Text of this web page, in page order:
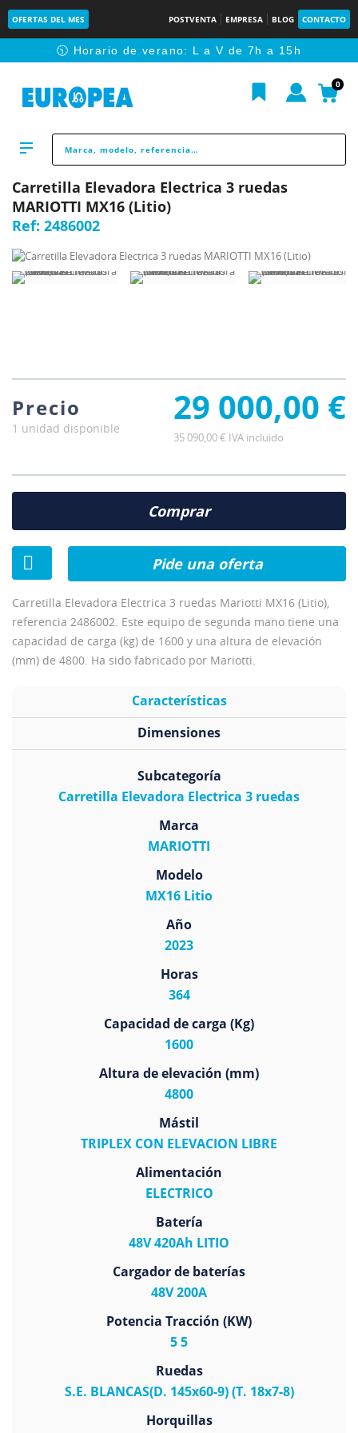
OFERTAS DEL MES POSTVENTA EMPRESA BLOG CONTACTO
🕥 Horario de verano: L a V de 7h a 15h
0
Carretilla Elevadora Electrica 3 ruedas
MARIOTTI MX16 (Litio)
Ref: 2486002
Carretilla Elevadora Electrica 3 ruedas Mariotti MX16 (Litio),
referencia 2486002. Este equipo de segunda mano tiene una
capacidad de carga (kg) de 1600 y una altura de elevación
(mm) de 4800. Ha sido fabricado por Mariotti.
Precio
1 unidad disponible 29 000,00 €
35 090,00 € IVA incluido
Comprar
Pide una oferta
Características
Subcategoría
Carretilla Elevadora Electrica 3 ruedas
Marca
MARIOTTI
Modelo
MX16 Litio
Año
2023
Horas
364
Capacidad de carga (Kg)
1600
Altura de elevación (mm)
4800
Mástil
TRIPLEX CON ELEVACION LIBRE
Alimentación
ELECTRICO
Batería
48V 420Ah LITIO
Cargador de baterías
48V 200A
Potencia Tracción (KW)
5 5
Ruedas
S.E. BLANCAS(D. 145x60-9) (T. 18x7-8)
Horquillas
Dimensiones